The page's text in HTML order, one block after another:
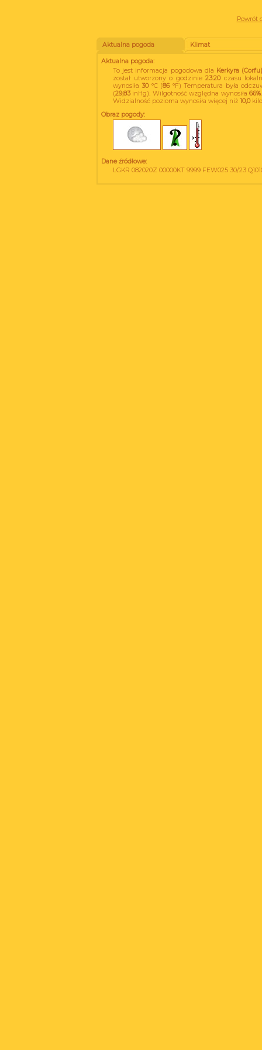
Powrót
Aktualna pogoda Klimat
Aktualna pogoda:
To jest informacja pogodowa dla Kerkyra
został utworzony o godzinie23:20czasu
wynosiła30°C (86°F) Temperatura była
(29,83inHg). Wilgotność względna wynosiła66%
Widzialność pozioma wynosiła więcej niż 10,0
Obraz pogody:
Dane źródłowe:
LGKR 082020Z 00000KT 9999 FEW025 30/23